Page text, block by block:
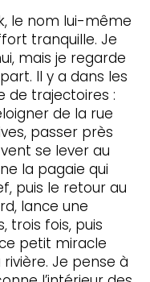
le nom lui-même
tranquille. Je
mais je regarde
Il y a dans les
de trajectoires :
de la rue
passer près
se lever au
la pagaie qui
puis le retour au
lance une
trois fois, puis
petit miracle
Je pense à